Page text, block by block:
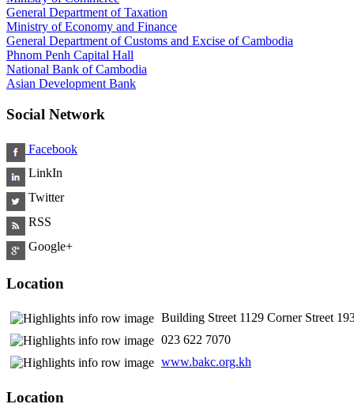
General Department of Taxation
Ministry of Economy and Finance
General Department of Customs and Excise of Cambodia
Phnom Penh Capital Hall
National Bank of Cambodia
Asian Development Bank
Social Network
Facebook
LinkIn
Twitter
RSS
Google+
Location
Building Street 1129 Corner Street
​ 023 622 7070
www.bakc.org.kh
Location